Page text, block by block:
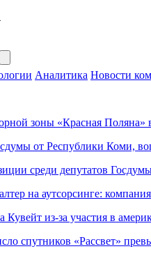
Аналитика Новости
зоны «Красная Поляна»
от Республики Коми,
среди депутатов
на аутсорсинге:
Кувейт из-за участия в
спутников «Рассвет»